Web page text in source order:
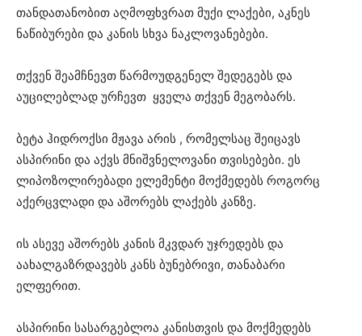
თანდათანობით აღმოფხვრათ მუქი ლაქები, აკნეს
ნაწიბურები და კანის სხვა ნაკლოვანებები.
თქვენ შეამჩნევთ წარმოუდგენელ შედეგებს და
აუცილებლად ურჩევთ ყველა თქვენ მეგობარს.
ბეტა ჰიდროქსი მჟავა არის , რომელსაც შეიცავს
ასპირინი და აქვს მნიშვნელოვანი თვისებები. ეს
ლიპოზოლირებადი ელემენტი მოქმედებს როგორც
აქერცვლადი და აშორებს ლაქებს კანზე.
ის ასევე აშორებს კანის მკვდარ უჯრედებს და
აახალგაზრდავებს კანს ბუნებრივი, თანაბარი
ელფერით.
ასპირინი სასარგებლოა კანისთვის და მოქმედებს